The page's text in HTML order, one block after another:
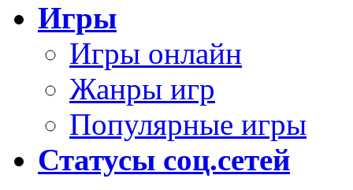
Игры
Игры онлайн
Жанры игр
Популярные игры
Статусы соц.сетей